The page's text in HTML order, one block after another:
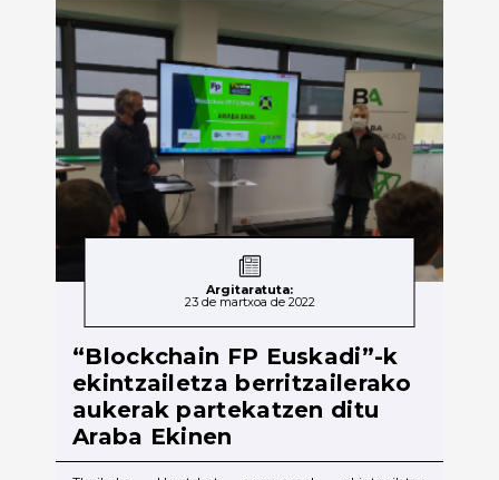
Argitaratuta:
23 de martxoa de 2022
“Blockchain FP Euskadi”-k
ekintzailetza berritzailerako
aukerak partekatzen ditu
Araba Ekinen